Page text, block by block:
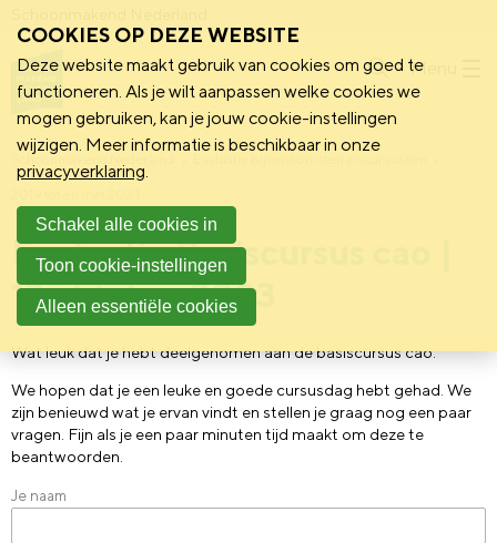
Menu
Schoonmakend Nederland
Evaluatie Basiscursus cao |
17 oktober 2023
Wat leuk dat je hebt deelgenomen aan de basiscursus cao.
We hopen dat je een leuke en goede cursusdag hebt gehad. We
zijn benieuwd wat je ervan vindt en stellen je graag nog een paar
vragen. Fijn als je een paar minuten tijd maakt om deze te
beantwoorden.
Je naam
COOKIES OP DEZE WEBSITE
Deze website maakt gebruik van cookies om goed te
functioneren. Als je wilt aanpassen welke cookies we
mogen gebruiken, kan je jouw cookie-instellingen
wijzigen. Meer informatie is beschikbaar in onze
privacyverklaring.
Schakel alle cookies in
Toon cookie-instellingen
Alleen essentiële cookies